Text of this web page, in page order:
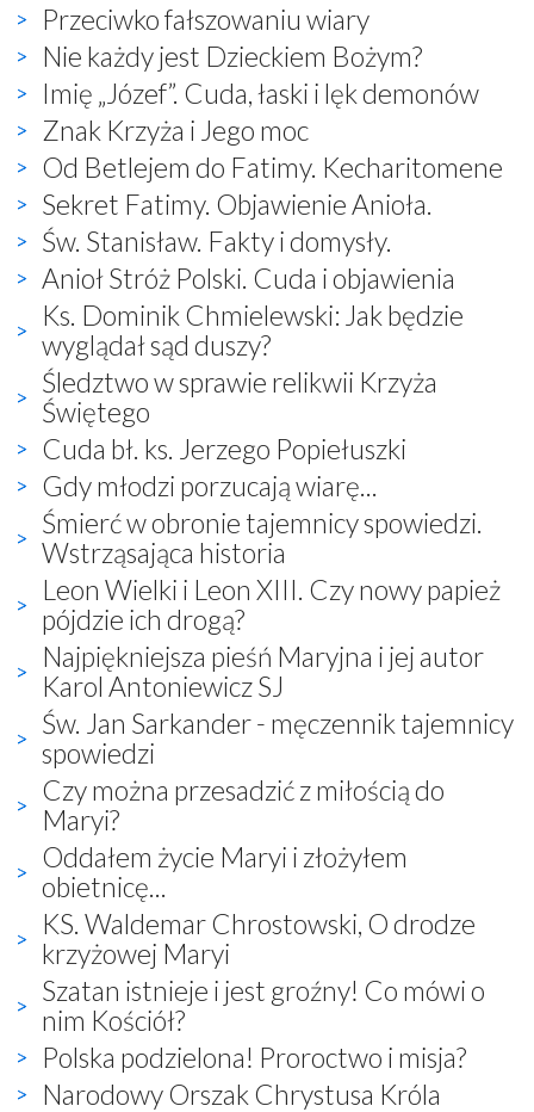
Przeciwko fałszowaniu wiary
Nie każdy jest Dzieckiem Bożym?
Imię „Józef”. Cuda, łaski i lęk demonów
Znak Krzyża i Jego moc
Od Betlejem do Fatimy. Kecharitomene
Sekret Fatimy. Objawienie Anioła.
Św. Stanisław. Fakty i domysły.
Anioł Stróż Polski. Cuda i objawienia
Ks. Dominik Chmielewski: Jak będzie
wyglądał sąd duszy?
Śledztwo w sprawie relikwii Krzyża
Świętego
Cuda bł. ks. Jerzego Popiełuszki
Gdy młodzi porzucają wiarę...
Śmierć w obronie tajemnicy spowiedzi.
Wstrząsająca historia
Leon Wielki i Leon XIII. Czy nowy papież
pójdzie ich drogą?
Najpiękniejsza pieśń Maryjna i jej autor
Karol Antoniewicz SJ
Św. Jan Sarkander - męczennik tajemnicy
spowiedzi
Czy można przesadzić z miłością do
Maryi?
Oddałem życie Maryi i złożyłem
obietnicę...
KS. Waldemar Chrostowski, O drodze
krzyżowej Maryi
Szatan istnieje i jest groźny! Co mówi o
nim Kościół?
Polska podzielona! Proroctwo i misja?
Narodowy Orszak Chrystusa Króla